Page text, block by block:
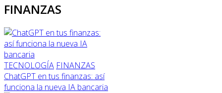
FINANZAS
TECNOLOGÍA FINANZAS
ChatGPT en tus finanzas: así
funciona la nueva IA bancaria